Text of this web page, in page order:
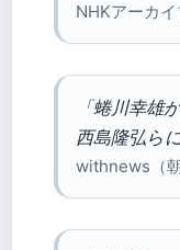
NHKアーカイ
「蜷川幸雄
西島隆弘ら
withnews（